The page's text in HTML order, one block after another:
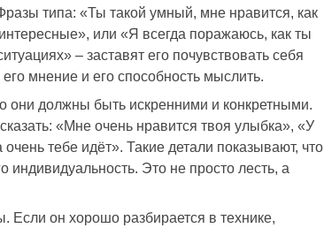
типа: «Ты такой умный, мне нравится, как
или «Я всегда поражаюсь, как ты
– заставят его почувствовать себя
мнение и его способность мыслить.
должны быть искренними и конкретными.
«Мне очень нравится твоя улыбка», «У
тебе идёт». Такие детали показывают, что
индивидуальность. Это не просто лесть, а
Если он хорошо разбирается в технике,